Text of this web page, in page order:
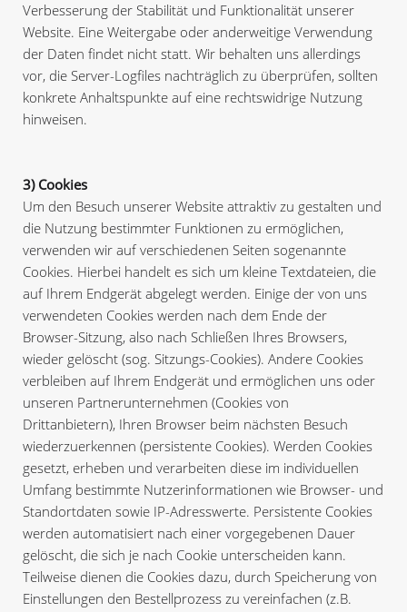
Verbesserung der Stabilität und Funktionalität unserer
Website. Eine Weitergabe oder anderweitige Verwendung
der Daten findet nicht statt. Wir behalten uns allerdings
vor, die Server-Logfiles nachträglich zu überprüfen, sollten
konkrete Anhaltspunkte auf eine rechtswidrige Nutzung
hinweisen.
3) Cookies
Um den Besuch unserer Website attraktiv zu gestalten und
die Nutzung bestimmter Funktionen zu ermöglichen,
verwenden wir auf verschiedenen Seiten sogenannte
Cookies. Hierbei handelt es sich um kleine Textdateien, die
auf Ihrem Endgerät abgelegt werden. Einige der von uns
verwendeten Cookies werden nach dem Ende der
Browser-Sitzung, also nach Schließen Ihres Browsers,
wieder gelöscht (sog. Sitzungs-Cookies). Andere Cookies
verbleiben auf Ihrem Endgerät und ermöglichen uns oder
unseren Partnerunternehmen (Cookies von
Drittanbietern), Ihren Browser beim nächsten Besuch
wiederzuerkennen (persistente Cookies). Werden Cookies
gesetzt, erheben und verarbeiten diese im individuellen
Umfang bestimmte Nutzerinformationen wie Browser- und
Standortdaten sowie IP-Adresswerte. Persistente Cookies
werden automatisiert nach einer vorgegebenen Dauer
gelöscht, die sich je nach Cookie unterscheiden kann.
Teilweise dienen die Cookies dazu, durch Speicherung von
Einstellungen den Bestellprozess zu vereinfachen (z.B.